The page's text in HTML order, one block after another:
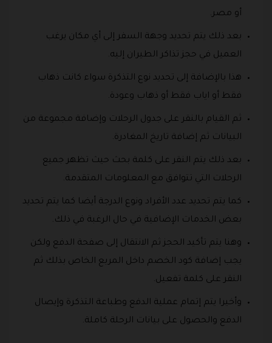
أو مصر.
بعد ذلك يتم تحديد وجهة السفر إلى أي مكان يرغب
العميل في حجز تذاكر الطيران إليه.
هذا بالإضافة إلى تحديد نوع التذكرة سواء كانت ذهاب
فقط أو اياب فقط أو ذهاب وعودة.
ثم القيام بالنقر على جدول الرحلات وإضافة مجموعة من
البيانات ثم إضافة تاريخ المغادرة.
بعد ذلك يتم النقر على كلمة بحث حيث تظهر جميع
الرحلات التي تتوافق مع المعلومات المتقدمة.
كما يتم تحديد عدد الأفراد ونوع الدرجة أيضا كما يتم تحديد
بعض الخدمات الإضافية في حال الرغبة في ذلك.
وهنا يتم تأكيد الحجز ثم الانتقال إلى صفحة الدفع ولكن
يجب إضافة كود الخصم داخل المربع الخاص بذلك ثم
النقر على كلمة تفعيل.
وأخيرا يتم إتمام عملية الدفع وطباعة التذكرة وإيصال
الدفع والحصول على بيانات الرحلة كاملة.